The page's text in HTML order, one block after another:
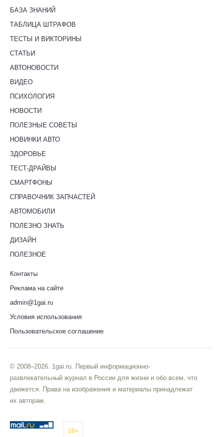
БАЗА ЗНАНИЙ
ТАБЛИЦА ШТРАФОВ
ТЕСТЫ И ВИКТОРИНЫ
СТАТЬИ
АВТОНОВОСТИ
ВИДЕО
ПСИХОЛОГИЯ
НОВОСТИ
ПОЛЕЗНЫЕ СОВЕТЫ
НОВИНКИ АВТО
ЗДОРОВЬЕ
ТЕСТ-ДРАЙВЫ
СМАРТФОНЫ
СПРАВОЧНИК ЗАПЧАСТЕЙ
АВТОМОБИЛИ
ПОЛЕЗНО ЗНАТЬ
ДИЗАЙН
ПОЛЕЗНОЕ
Контакты
Реклама на сайте
admin@1gai.ru
Условия использования
Пользовательское соглашение
© 2008–2026. 1gai.ru. Первый информационно-
развлекательный журнал в России для жизни и обо всем, что
движется. Права на изображения и материалы принадлежат
их авторам.
16+